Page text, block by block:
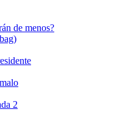
de menos?
2